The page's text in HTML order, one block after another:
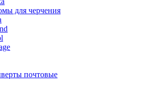
для черчения
почтовые